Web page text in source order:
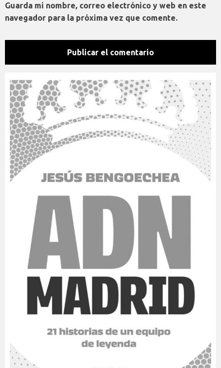
Guarda mi nombre, correo electrónico y web en este
navegador para la próxima vez que comente.